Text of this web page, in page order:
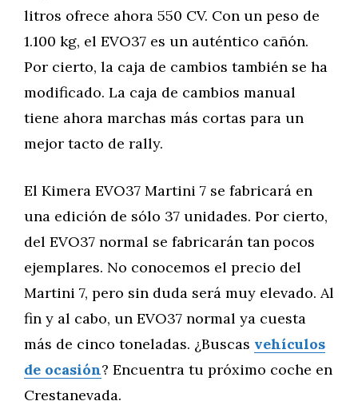
litros ofrece ahora 550 CV. Con un peso de
1.100 kg, el EVO37 es un auténtico cañón.
Por cierto, la caja de cambios también se ha
modificado. La caja de cambios manual
tiene ahora marchas más cortas para un
mejor tacto de rally.
El Kimera EVO37 Martini 7 se fabricará en
una edición de sólo 37 unidades. Por cierto,
del EVO37 normal se fabricarán tan pocos
ejemplares. No conocemos el precio del
Martini 7, pero sin duda será muy elevado. Al
fin y al cabo, un EVO37 normal ya cuesta
más de cinco toneladas. ¿Buscas vehículos
de ocasión? Encuentra tu próximo coche en
Crestanevada.